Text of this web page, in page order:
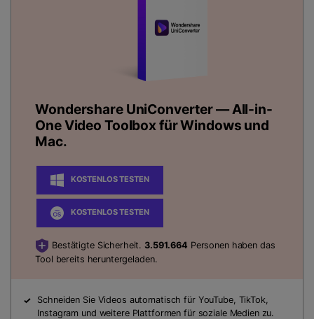
Wondershare UniConverter— All-in-
One Video Toolbox für Windows und
Mac.
KOSTENLOS TESTEN
KOSTENLOS TESTEN
Bestätigte Sicherheit. 3.591.664 Personen haben das
Tool bereits heruntergeladen.
Schneiden Sie Videos automatisch für YouTube, TikTok,
Instagram und weitere Plattformen für soziale Medien zu.